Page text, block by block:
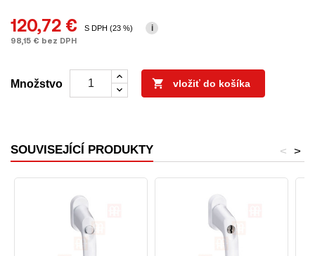
120,72 €
98,15 € bez DPH
S DPH (23 %) i
Množstvo  vložiť do košíka
SOUVISEJÍCÍ PRODUKTY >
<